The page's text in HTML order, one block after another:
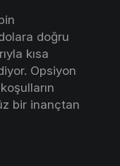
doğru
kısa
Opsiyon
bir inançtan